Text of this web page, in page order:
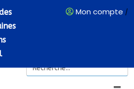
Mon compte /